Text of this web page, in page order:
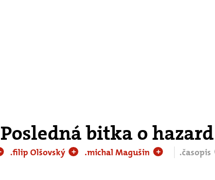
bitka o hazard
.filip Olšovský + .michal Magušin + .časopis